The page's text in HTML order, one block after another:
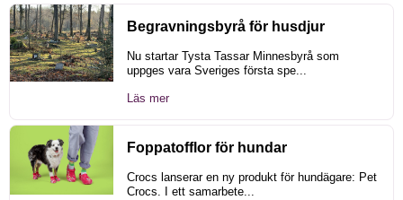
Begravningsbyrå för husdjur
Nu startar Tysta Tassar Minnesbyrå som
uppges vara Sveriges första spe...
Läs mer
Foppatofflor för hundar
Crocs lanserar en ny produkt för hundägare: Pet
Crocs. I ett samarbete...